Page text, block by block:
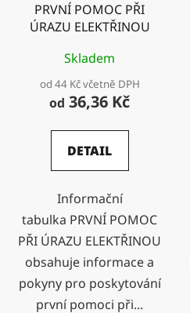
PRVNÍ POMOC PŘI
ÚRAZU ELEKTŘINOU
Skladem
od 44 Kč včetně DPH
od 36,36 Kč
DETAIL
Informační
tabulka PRVNÍ POMOC
PŘI ÚRAZU ELEKTŘINOU
obsahuje informace a
pokyny pro poskytování
první pomoci při...